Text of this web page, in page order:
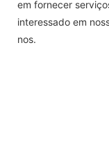
em fornecer
interessado em
nos.